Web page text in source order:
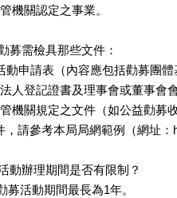
機關認定之事業。
募需檢具那些文件：
動申請表（內容應包括勸募團
法人登記證書及理事會或董事會
管機關規定之文件（如公益勸募
，請參考本局局網範例（網址：
動辦理期間是否有限制？
募活動期間最長為1年。